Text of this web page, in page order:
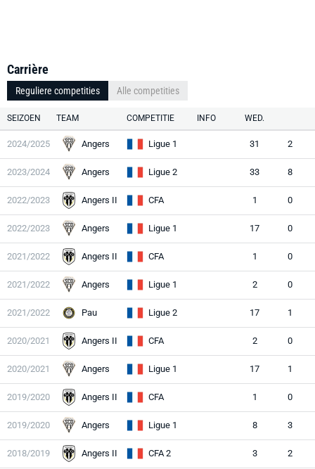
Carrière
Reguliere competities Alle competities
SEIZOEN TEAM COMPETITIE INFO WED.
2024/2025 Angers Ligue 1 31 2
2023/2024 Angers Ligue 2 33 8
2022/2023 Angers II CFA 1 0
2022/2023 Angers Ligue 1 17 0
2021/2022 Angers II CFA 1 0
2021/2022 Angers Ligue 1 2 0
2021/2022 Pau Ligue 2 17 1
2020/2021 Angers II CFA 2 0
2020/2021 Angers Ligue 1 17 1
2019/2020 Angers II CFA 1 0
2019/2020 Angers Ligue 1 8 3
2018/2019 Angers II CFA 2 3 2